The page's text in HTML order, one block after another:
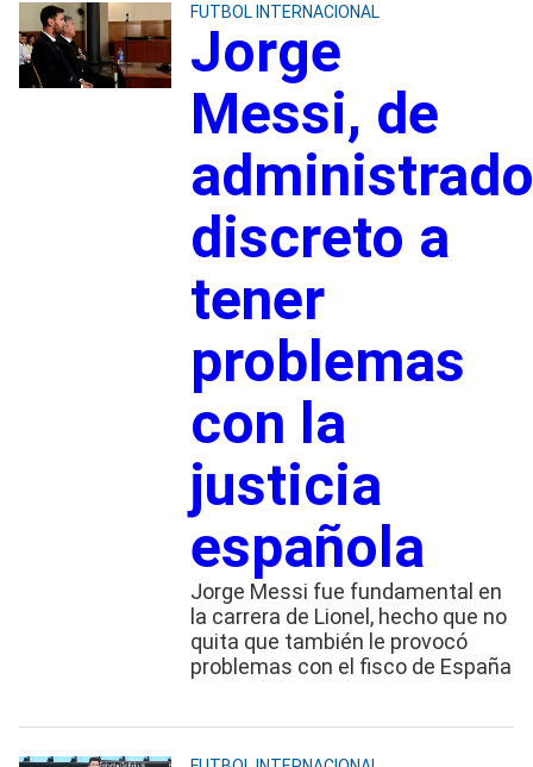
FUTBOL INTERNACIONAL
Jorge
Messi, de
discreto a
tener
problemas
con la
justicia
española
Jorge Messi fue fundamental en
la carrera de Lionel, hecho que no
quita que también le provocó
problemas con el fisco de España